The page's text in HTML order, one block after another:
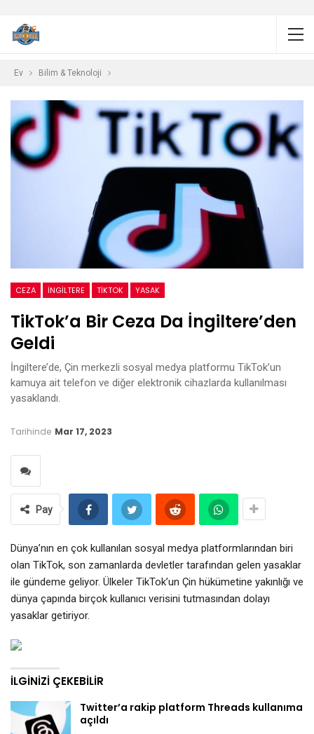
Ev Bilim & Teknoloji
CEZA İNGILTERE TIKTOK YASAK
TikTok’a Bir Ceza Da İngiltere’den
Geldi
İngiltere’de, Çin merkezli sosyal medya platformu TikTok’un
kamuya ait telefon ve diğer elektronik cihazlarda kullanılması
yasaklandı.
Tarihinde Mar 17, 2023
Pay
Dünya’nın en çok kullanılan sosyal medya platformlarından biri
olan TikTok, son zamanlarda devletler tarafından gelen yasaklar
ile gündeme geliyor. Ülkeler TikTok’un Çin hükümetine yakınlığı ve
dünya çapında birçok kullanıcı verisini tutmasından dolayı
yasaklar getiriyor.
İLGINIZI ÇEKEBILIR
Twitter’a rakip platform Threads kullanıma
açıldı